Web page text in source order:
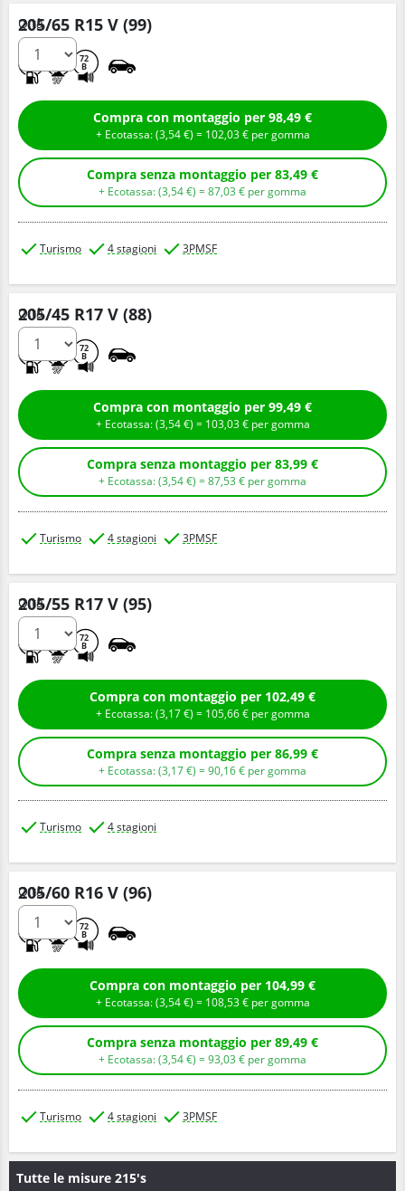
205/65 R15 V (99)
72
B
Q.tà
Compra con montaggio per 98,49 €
+ Ecotassa: (3,54€ ) = 102,03€ per gomma
Compra senza montaggio per 83,49 €
+ Ecotassa: (3,54€ ) =87,03 € per gomma
Turismo 4 stagioni 3PMSF
205/45 R17 V (88)
72
B
Q.tà
Compra con montaggio per 99,49 €
+ Ecotassa: (3,54€ ) = 103,03€ per gomma
Compra senza montaggio per 83,99 €
+ Ecotassa: (3,54€ ) =87,53 € per gomma
Turismo 4 stagioni 3PMSF
205/55 R17 V (95)
72
B
Q.tà
Compra con montaggio per 102,49 €
+ Ecotassa: (3,17€ ) = 105,66€ per gomma
Compra senza montaggio per 86,99 €
+ Ecotassa: (3,17€ ) =90,16€ per gomma
Turismo 4 stagioni
205/60 R16 V (96)
72
B
Q.tà
Compra con montaggio per 104,99 €
+ Ecotassa: (3,54€ ) = 108,53€ per gomma
Compra senza montaggio per 89,49 €
+ Ecotassa: (3,54€ ) =93,03 € per gomma
Turismo 4 stagioni 3PMSF
Tutte le misure 215's